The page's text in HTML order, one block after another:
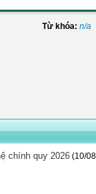
Từ khóa: n/a
chính quy 2026 (10/